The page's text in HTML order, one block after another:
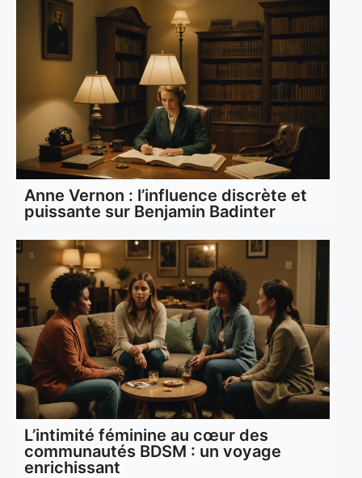
Anne Vernon : l’influence discrète et
puissante sur Benjamin Badinter
L’intimité féminine au cœur des
communautés BDSM : un voyage
enrichissant